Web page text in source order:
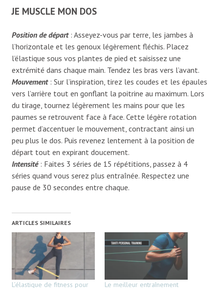
JE MUSCLE MON DOS
Position de départ: Asseyez-vous par terre, les jambes à
l’horizontale et les genoux légèrement fléchis. Placez
l’élastique sous vos plantes de pied et saisissez une
extrémité dans chaque main. Tendez les bras vers l’avant.
Mouvement: Sur l’inspiration, tirez les coudes et les épaules
vers l’arrière tout en gonflant la poitrine au maximum. Lors
du tirage, tournez légèrement les mains pour que les
paumes se retrouvent face à face. Cette légère rotation
permet d’accentuer le mouvement, contractant ainsi un
peu plus le dos. Puis revenez lentement à la position de
départ tout en expirant doucement.
Intensité: Faites 3 séries de 15 répétitions, passez à 4
séries quand vous serez plus entraînée. Respectez une
pause de 30 secondes entre chaque.
ARTICLES SIMILAIRES
L’élastique de fitness pour Le meilleur entraînement